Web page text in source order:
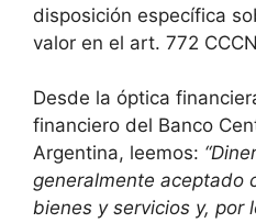
disposición específica
valor en el art. 772
Desde la óptica
financiero del Banco
Argentina, leemos:
generalmente aceptado
bienes y servicios y, por